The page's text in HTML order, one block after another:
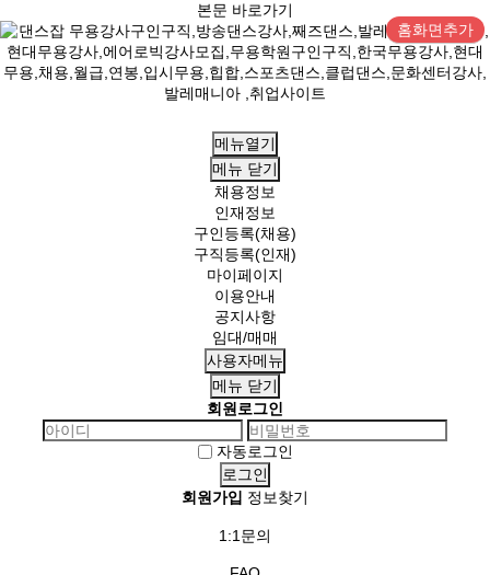
본문 바로가기
홈화면추가
메뉴열기
메뉴 닫기
채용정보
인재정보
구인등록(채용)
구직등록(인재)
마이페이지
이용안내
공지사항
임대/매매
사용자메뉴
메뉴 닫기
회원로그인
자동로그인
회원가입 정보찾기
1:1문의